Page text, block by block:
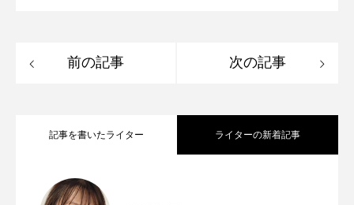
前の記事 次の記事
記事を書いたライター ライターの新着記事
2026.03.24